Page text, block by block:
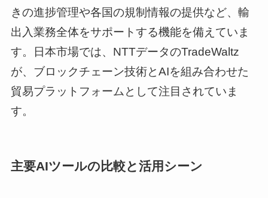
きの進捗管理や各国の規制情報の提供など、輸
出入業務全体をサポートする機能を備えていま
す。日本市場では、NTTデータのTradeWaltz
が、ブロックチェーン技術とAIを組み合わせた
貿易プラットフォームとして注目されていま
す。
主要AIツールの比較と活用シーン